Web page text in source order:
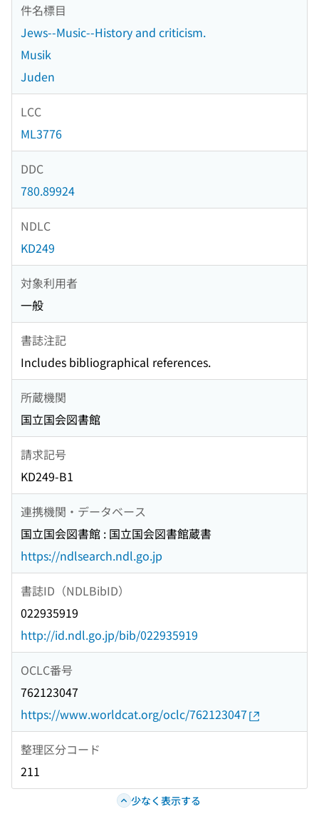
件名標目
Jews--Music--History and criticism.
Musik
Juden
LCC
ML3776
DDC
780.89924
NDLC
KD249
対象利用者
一般
書誌注記
Includes bibliographical references.
所蔵機関
国立国会図書館
請求記号
KD249-B1
連携機関・データベース
国立国会図書館 : 国立国会図書館蔵書
https://ndlsearch.ndl.go.jp
書誌ID（NDLBibID）
022935919
http://id.ndl.go.jp/bib/022935919
OCLC番号
762123047
https://www.worldcat.org/oclc/762123047
整理区分コード
211
少なく表示する